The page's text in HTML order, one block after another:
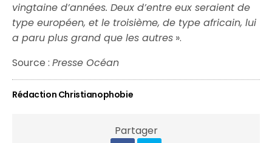
vingtaine d’années. Deux d’entre eux seraient de
type européen, et le troisième, de type africain, lui
a paru plus grand que les autres ».
Source :Presse Océan
Rédaction Christianophobie
Partager